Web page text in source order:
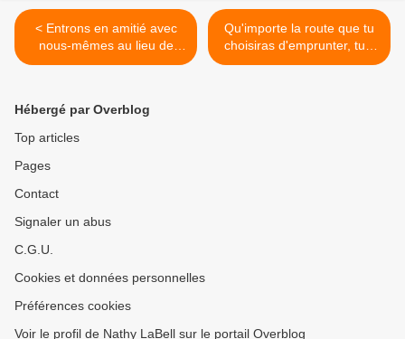
< Entrons en amitié avec
nous-mêmes au lieu de
nous faire la gué-guerre...
Qu'importe la route que tu
choisiras d'emprunter, tu y
trouveras des tempêtes,
Hébergé par Overblog
Top articles
Pages
Contact
Signaler un abus
C.G.U.
Cookies et données personnelles
Préférences cookies
Voir le profil de Nathy LaBell sur le portail Overblog